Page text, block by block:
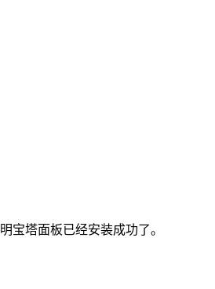
宝塔面板已经安装成功了。